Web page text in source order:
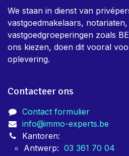
We staan in dienst van
vastgoedmakelaars,
vastgoedgroeperingen zoals
ons kiezen, doen dit vooral
oplevering.
Contacteer ons
Contact formulier
info@immo-experts.be
Kantoren:
Antwerp: 03 361 70 04